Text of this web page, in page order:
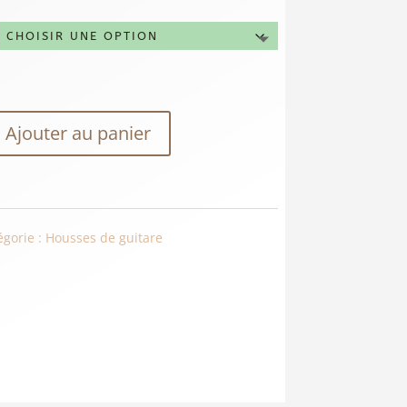
Ajouter au panier
: Housses de guitare